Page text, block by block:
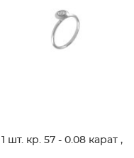
кр. 57 - 0.08 карат ,